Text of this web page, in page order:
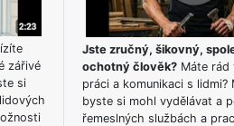
zářivé
si
Jste zručný, šikovný,
ochotný člověk? Máte rád
práci a komunikaci s lidmi?
byste si mohl vydělávat a
řemeslných službách a